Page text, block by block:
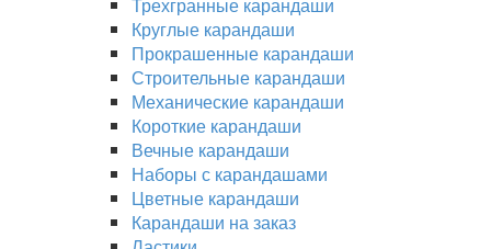
Круглые карандаши
Прокрашенные карандаши
Строительные карандаши
Механические карандаши
Короткие карандаши
Вечные карандаши
Наборы с карандашами
Цветные карандаши
Карандаши на заказ